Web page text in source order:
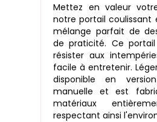
Mettez en valeur
notre portail coulissant
mélange parfait de
de praticité. Ce
résister aux
facile à entretenir.
disponible en
manuelle et est
matériaux
respectant ainsi